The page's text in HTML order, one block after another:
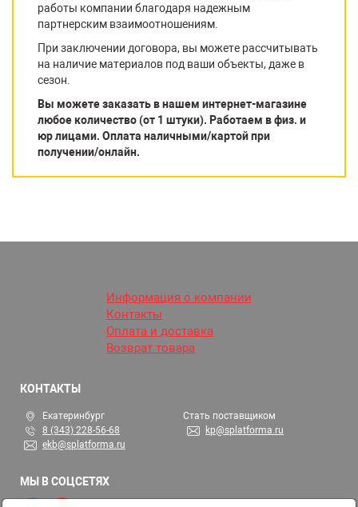
работы компании благодаря надежным
партнерским взаимоотношениям.
При заключении договора, вы можете рассчитывать
на наличие материалов под ваши объекты, даже в
сезон.
Вы можете заказать в нашем интернет-магазине
любое количество (от 1 штуки). Работаем в физ. и
юр лицами. Оплата наличными/картой при
получении/онлайн.
Информация о компании
Контакты
Оплата и доставка
Возврат товара
КОНТАКТЫ
Екатеринбург
8 (343) 228-56-68
ekb@splatforma.ru
Стать поставщиком
kp@splatforma.ru
МЫ В СОЦСЕТЯХ